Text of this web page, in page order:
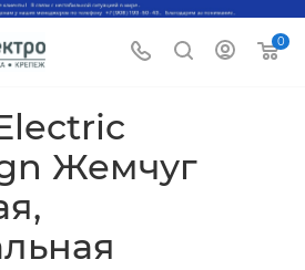
0
Жемчуг